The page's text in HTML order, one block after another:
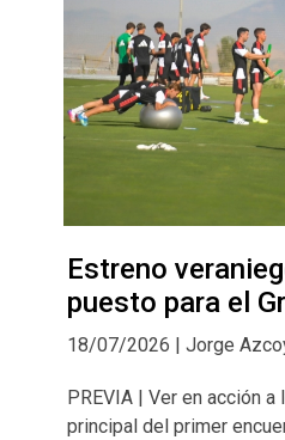
Estreno
puesto para el
18/07/2026 | Jorge
PREVIA | Ver en acción
principal del primer